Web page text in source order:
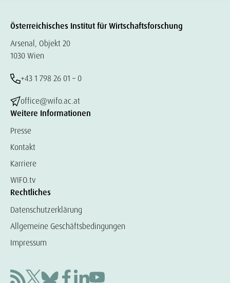
Österreichisches Institut für Wirtschaftsforschung
Arsenal, Objekt 20
1030 Wien
+43 1 798 26 01 – 0
office@wifo.ac.at
Weitere Informationen
Presse
Kontakt
Karriere
WIFO.tv
Rechtliches
Datenschutzerklärung
Allgemeine Geschäftsbedingungen
Impressum